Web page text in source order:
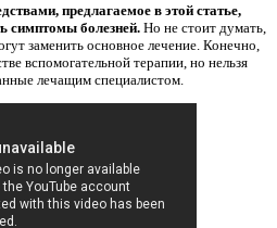
предлагаемое в этой статье,
симптомы болезней. Но не стоит думать,
заменить основное лечение. Конечно,
вспомогательной терапии, но нельзя
лечащим специалистом.